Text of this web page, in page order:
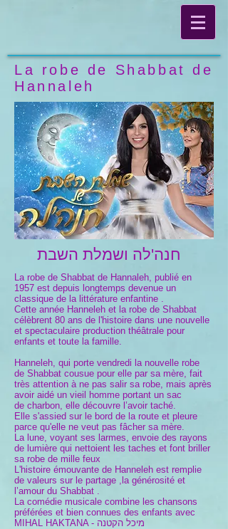
La robe de Shabbat de
Hannaleh
חנה'לה ושמלת השבת
La robe de Shabbat de Hannaleh, publié en
1957 est depuis longtemps devenue un
classique de la littérature enfantine .
Cette année Hanneleh et la robe de Shabbat
célèbrent 80 ans de l'histoire dans une nouvelle
et spectaculaire production théâtrale pour
enfants et toute la famille.
Hanneleh, qui porte vendredi la nouvelle robe
de Shabbat cousue pour elle par sa mère, fait
très attention à ne pas salir sa robe, mais après
avoir aidé un vieil homme portant un sac
de charbon, elle découvre l’avoir taché.
Elle s'assied sur le bord de la route et pleure
parce qu'elle ne veut pas fâcher sa mère.
La lune, voyant ses larmes, envoie des rayons
de lumière qui nettoient les taches et font briller
sa robe de mille feux
L'histoire émouvante de Hanneleh est remplie
de valeurs sur le partage ,la générosité et
l’amour du Shabbat .
La comédie musicale combine les chansons
préférées et bien connues des enfants avec
MIHAL HAKTANA - מיכל הקטנה